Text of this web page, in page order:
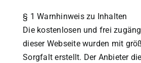
§ 1 Warnhinweis zu Inhalten
Die kostenlosen und frei
dieser Webseite wurden mit
Sorgfalt erstellt. Der Anbieter